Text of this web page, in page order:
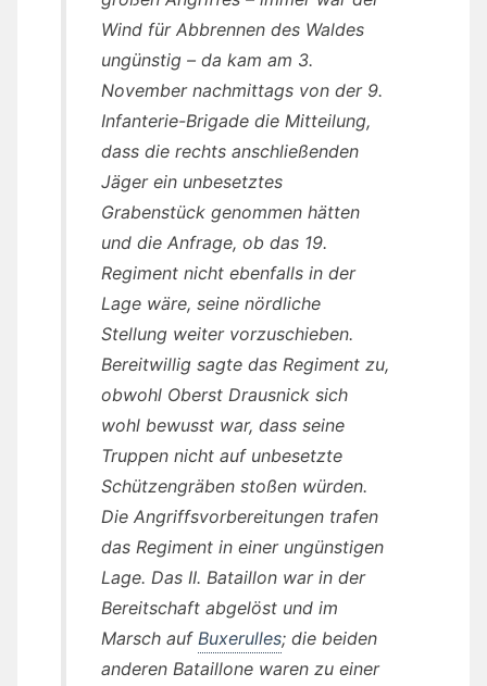
Wind für Abbrennen des Waldes
ungünstig – da kam am 3.
November nachmittags von der 9.
Infanterie-Brigade die Mitteilung,
dass die rechts anschließenden
Jäger ein unbesetztes
Grabenstück genommen hätten
und die Anfrage, ob das 19.
Regiment nicht ebenfalls in der
Lage wäre, seine nördliche
Stellung weiter vorzuschieben.
Bereitwillig sagte das Regiment zu,
obwohl Oberst Drausnick sich
wohl bewusst war, dass seine
Truppen nicht auf unbesetzte
Schützengräben stoßen würden.
Die Angriffsvorbereitungen trafen
das Regiment in einer ungünstigen
Lage. Das II. Bataillon war in der
Bereitschaft abgelöst und im
Marsch auf Buxerulles; die beiden
anderen Bataillone waren zu einer